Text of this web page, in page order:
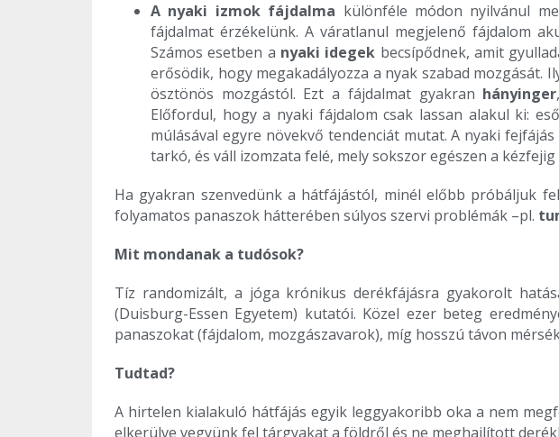
A nyaki izmok fájdalma különféle módon nyilvánul
fájdalmat érzékelünk. A váratlanul megjelenő fájdalom
Számos esetben a nyaki idegek becsípődnek, amit
erősödik, hogy megakadályozza a nyak szabad
ösztönös mozgástól. Ezt a fájdalmat gyakran hányinger
Előfordul, hogy a nyaki fájdalom csak lassan alakul ki:
múlásával egyre növekvő tendenciát mutat. A nyaki
tarkó, és váll izomzata felé, mely sokszor egészen a
Ha gyakran szenvedünk a hátfájástól, minél előbb próbáljuk
folyamatos panaszok hátterében súlyos szervi problémák –pl.
Mit mondanak a tudósok?
Tíz randomizált, a jóga krónikus derékfájásra gyakorolt
(Duisburg-Essen Egyetem) kutatói. Közel ezer beteg
panaszokat (fájdalom, mozgászavarok), míg hosszú távon
Tudtad?
A hirtelen kialakuló hátfájás egyik leggyakoribb oka a nem
elkerülve vegyünk fel tárgyakat a földről és ne meghajlított